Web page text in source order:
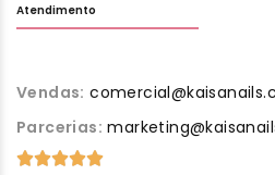
Atendimento
Vendas:
Parcerias: